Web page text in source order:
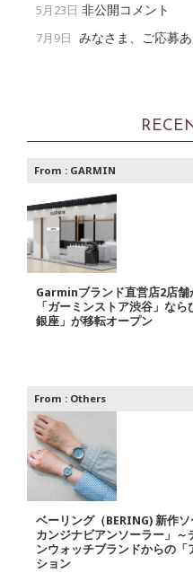
5月23日 非公開コメント
7月9日 みなさま、ご応募
From : GARMIN
Garminブランド直営店2店舗
「ガーミンストア渋谷」な
銀座」が移転オープン
From : Others
ベーリング（BERING) 新作
カンジナビアンソーラー」～
ンウォッチブランドからの「
ション